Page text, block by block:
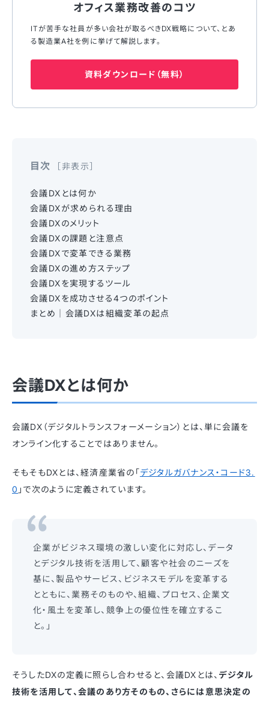
オフィス業務改善のコツ
ITが苦⼿な社員が多い会社が取るべきDX戦略について、とあ
る製造業A社を例に挙げて解説します。
資料ダウンロード（無料）
目次 非表示
会議DXとは何か
会議DXが求められる理由
会議DXのメリット
会議DXの課題と注意点
会議DXで変革できる業務
会議DXの進め方ステップ
会議DXを実現するツール
会議DXを成功させる4つのポイント
まとめ｜会議DXは組織変革の起点
会議DXとは何か
会議DX（デジタルトランスフォーメーション）とは、単に会議を
オンライン化することではありません。
そもそもDXとは、経済産業省の「デジタルガバナンス・コード3.
0 」で次のように定義されています。
企業がビジネス環境の激しい変化に対応し、データ
とデジタル技術を活用して、顧客や社会のニーズを
基に、製品やサービス、ビジネスモデルを変革する
とともに、業務そのものや、組織、プロセス、企業文
化・風土を変革し、競争上の優位性を確立するこ
と。」
そうしたDXの定義に照らし合わせると、会議DXとは、 デジタル
技術を活用して、会議のあり方そのもの、さらには意思決定の